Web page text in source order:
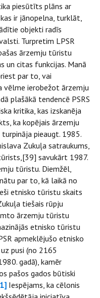
piesūtīts plāns ar
ir jānopelna, turklāt,
objekti radīs
Turpretim LPSR
ārzemju tūristu
un citas funkcijas. Manā
par to, vai
vēlme ierobežot ārzemju
plašākā tendencē PSRS
kritika, kas izskanēja
ka kopējais ārzemju
pieaugt. 1985.
Zukuļa satraukums,
savukārt 1987.
tūristu. Diemžēl,
par to, kā laikā no
etnisko tūristu skaits
tiešais rūpju
ārzemju tūristu
etnisko tūristu
apmeklējušo etnisko
pusi (no 2165
gadā), kamēr
pašos gados būtiski
Iespējams, ka cēlonis